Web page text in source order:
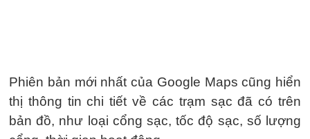
Phiên bản mới nhất của Google Maps cũng hiển
thị thông tin chi tiết về các trạm sạc đã có trên
bản đồ, như loại cổng sạc, tốc độ sạc, số lượng